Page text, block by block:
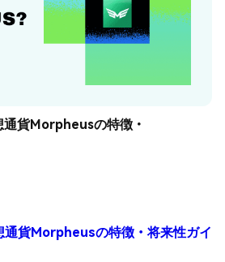
貨Morpheusの特徴・
貨Morpheusの特徴・将来性ガイ